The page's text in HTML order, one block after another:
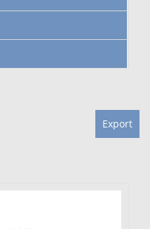
Export